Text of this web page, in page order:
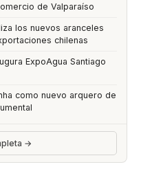
de Valparaíso
los nuevos aranceles
chilenas
ExpoAgua Santiago
como nuevo arquero de
→